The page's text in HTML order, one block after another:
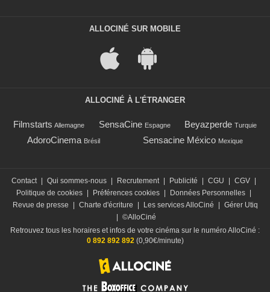
ALLOCINÉ SUR MOBILE
ALLOCINÉ À L'ÉTRANGER
Filmstarts Allemagne SensaCine Espagne Beyazperde Turquie
AdoroCinema Brésil Sensacine México Mexique
Contact Qui sommes-nous Recrutement Publicité CGU CGV
Politique de cookies
Préférences cookies Données Personnelles
Revue de presse
Charte d'écriture Les services AlloCiné
Gérer Utiq
©AlloCiné
Retrouvez tous les horaires et infos de votre cinéma sur le numéro AlloCiné :
0 892 892 892(0,90€/minute)